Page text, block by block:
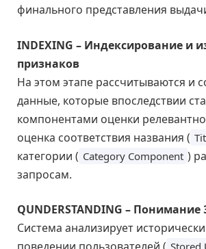
финального представления
INDEXING – Индексирование и
признаков
На этом этапе рассчитываются и
данные, которые впоследствии
компонентами оценки
оценка соответствия названия (
категории ( Category Component )
запросам.
QUNDERSTANDING – Понимание
Система анализирует